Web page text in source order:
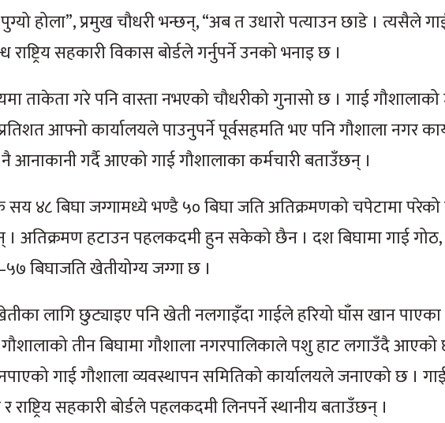
होला”, प्रमुख चौधरी भन्छन्, “अब त उधारो पत्याउन छाडे । त्यसैले
सहकारी विकास बोर्डले गर्नुपर्ने उनको भनाइ छ ।
ताकेता गरे पनि वास्ता नभएको चौधरीको गुनासो छ । गाई
आफ्नो कार्यालयले पाउनुपर्ने पूर्वसहमति भए पनि गौशाला नगर
गर्दै आएको गाई गौशालाका कर्मचारी बताउँछन् ।
सय ४८ बिघा जग्गामध्ये भण्डै ५० बिघा जति अतिक्रमणको चपेटामा
। अतिक्रमण हटाउन पहलकदमी हुन सकेको छैन । दश बिघामा गाई गोठ,
बिघाजति खेतीयोग्य जग्गा छ ।
लागि छुट्याइए पनि खेती नलगाइँदा गाईले हरियो घाँस खान
तीन बिघामा गौशाला नगरपालिकाले पशु हाट लगाउँदै आएको
गाई गौशाला व्यवस्थापन समितिको कार्यालयले जनाएको छ ।
सहकारी बोर्डले पहलकदमी लिनपर्ने स्थानीय बताउँछन् ।